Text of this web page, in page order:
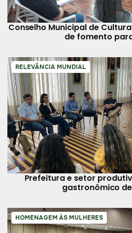
Conselho Municipal de
de fomento
RELEVÂNCIA MUNDIAL
Prefeitura e setor
gastronômico
HOMENAGEM ÀS MULHERES